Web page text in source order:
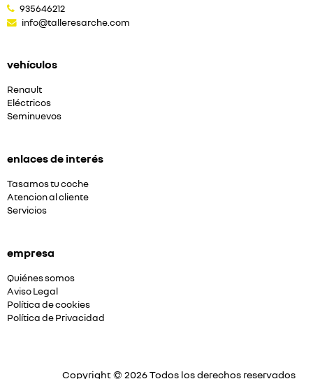
935646212
info@talleresarche.com
vehículos
Renault
Eléctricos
Seminuevos
enlaces de interés
Tasamos tu coche
Atencion al cliente
Servicios
empresa
Quiénes somos
Aviso Legal
Política de cookies
Política de Privacidad
Copyright © 2026 Todos los derechos reservados